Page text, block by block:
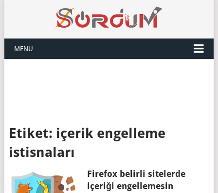
MENU
Etiket: içerik engelleme
istisnaları
Firefox belirli sitelerde
içeriği engellemesin